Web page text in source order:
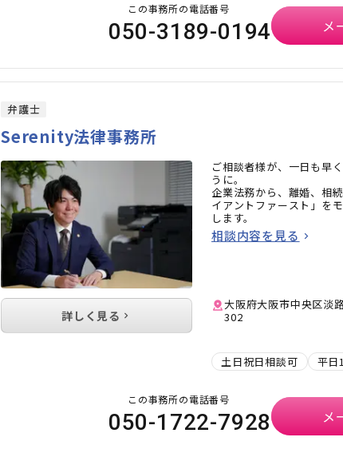
この事務所の電話番号
050-3189-0194 メ
弁護士
Serenity法律事務所
ご相談者様が、一日も早
うに。
企業法務から、離婚、相
イアントファースト」を
します。
相談内容を見る
大阪府大阪市中央区淡
302
土日祝日相談可 平日
詳しく見る
この事務所の電話番号
050-1722-7928 メ